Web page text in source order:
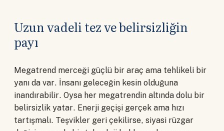
Uzun vadeli tez ve belirsizliğin
payı
Megatrend merceği güçlü bir araç ama tehlikeli bir
yanı da var. İnsanı geleceğin kesin olduğuna
inandırabilir. Oysa her megatrendin altında dolu bir
belirsizlik yatar. Enerji geçişi gerçek ama hızı
tartışmalı. Teşvikler geri çekilirse, siyasi rüzgar